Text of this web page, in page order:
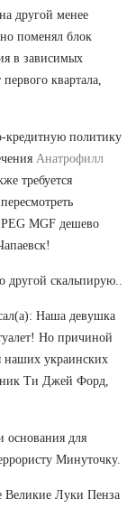
другой менее
поменял блок
в зависимых
квартала,
политику
Анатрофилл
требуется
MGF дешево
скальпирую..
Наша девушка
Но причиной
наших украинских
Ти Джей Форд,
основания для
Минуточку.
Великие Луки Пенза